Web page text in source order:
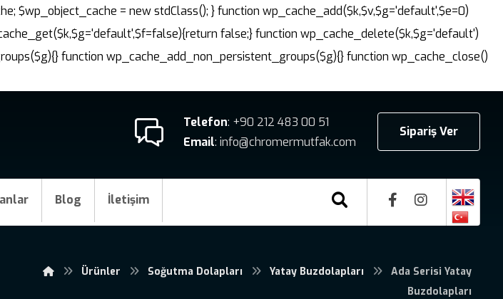
$wp_object_cache = new stdClass(); } function wp_cache_add($k,$v,$g='default',$e=0)
false;} function wp_cache_delete($k,$g='default')
function wp_cache_add_non_persistent_groups($g){} function wp_cache_close()
Sipariş Ver
Telefon: +90 212 483 00 51
Email: info@chromermutfak.com
Blog İletişim
Ürünler Soğutma Dolapları Yatay Buzdolapları
Ada Serisi Yatay
Buzdolapları